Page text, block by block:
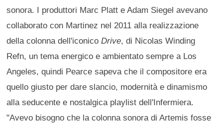
sonora. I produttori Marc Platt e Adam Siegel avevano
collaborato con Martinez nel 2011 alla realizzazione
della colonna dell'iconicoDrive, di Nicolas Winding
Refn, un tema energico e ambientato sempre a Los
Angeles, quindi Pearce sapeva che il compositore era
quello giusto per dare slancio, modernità e dinamismo
alla seducente e nostalgica playlist dell'Infermiera.
"Avevo bisogno che la colonna sonora di Artemis fosse